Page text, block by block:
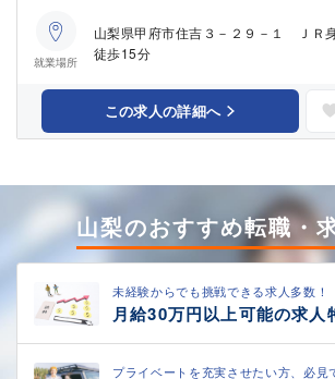
就業場所
山梨県甲府市住吉３－２９－１ ＪＲ
徒歩15分
この求人の詳細へ
山梨のおすすめ転職・
未経験からでも挑戦できる求人多数！
月給30万円以上可能の求人
プライベートを充実させたい方、必見